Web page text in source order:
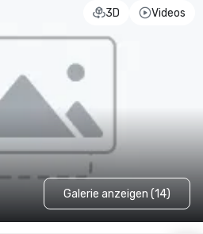
3D Videos
Galerie anzeigen (14)